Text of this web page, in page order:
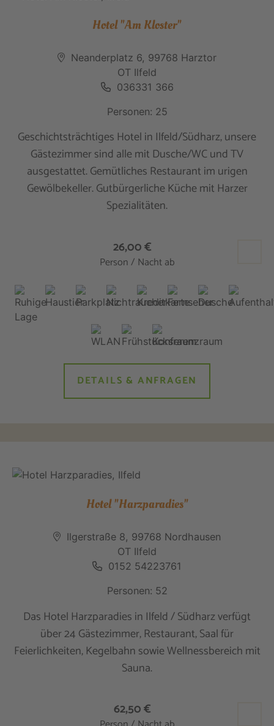
Hotel "Am Kloster"
Neanderplatz 6, 99768 Harztor
OT Ilfeld
036331 366
Personen: 25
Geschichtsträchtiges Hotel in Ilfeld/Südharz, unsere
Gästezimmer sind alle mit Dusche/WC und TV
ausgestattet. Gemütliches Restaurant im urigen
Gewölbekeller. Gutbürgerliche Küche mit Harzer
Spezialitäten.
26,00 €
Person / Nacht ab
DETAILS & ANFRAGEN
Hotel "Harzparadies"
Ilgerstraße 8, 99768 Nordhausen
OT Ilfeld
0152 54223761
Personen: 52
Das Hotel Harzparadies in Ilfeld / Südharz verfügt
über 24 Gästezimmer, Restaurant, Saal für
Feierlichkeiten, Kegelbahn sowie Wellnessbereich mit
Sauna.
62,50 €